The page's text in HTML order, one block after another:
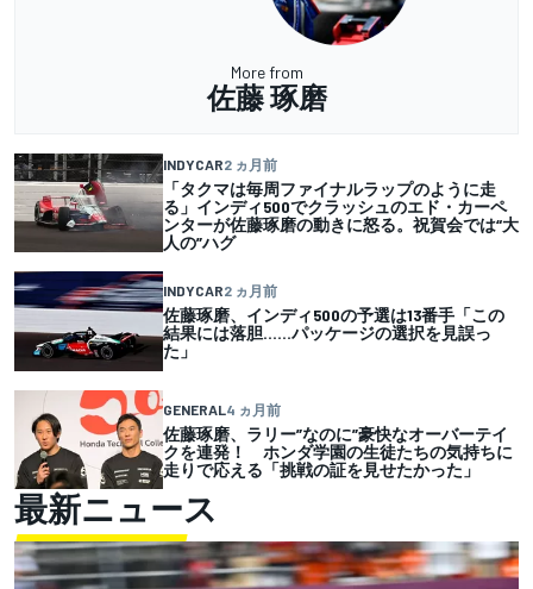
More from
佐藤 琢磨
INDYCAR2 ヵ月前
「タクマは毎周ファイナルラップのように走
る」インディ500でクラッシュのエド・カーペ
ンターが佐藤琢磨の動きに怒る。祝賀会では“大
人の”ハグ
INDYCAR2 ヵ月前
佐藤琢磨、インディ500の予選は13番手「この
結果には落胆……パッケージの選択を見誤っ
た」
GENERAL 4 ヵ月前
佐藤琢磨、ラリー”なのに”豪快なオーバーテイ
クを連発！ ホンダ学園の生徒たちの気持ちに
走りで応える「挑戦の証を見せたかった」
最新ニュース